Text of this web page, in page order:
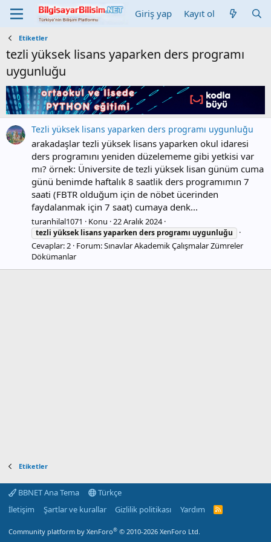
Giriş yap Kayıt ol
Etiketler
tezli yüksek lisans yaparken ders programı
uygunluğu
Tezli yüksek lisans yaparken ders programı uygunluğu
arakadaşlar tezli yüksek lisans yaparken okul idaresi
ders programını yeniden düzelememe gibi yetkisi var
mı? örnek: Üniversite de tezli yüksek lisan günüm cuma
günü benimde haftalık 8 saatlik ders programımın 7
saati (FBTR olduğum için de nöbet ücerinden
faydalanmak için 7 saat) cumaya denk...
turanhilal1071 Konu 22 Aralık 2024
tezli yüksek lisansyaparken ders programı uygunluğu
Cevaplar: 2 Forum:Sınavlar Akademik Çalışmalar Zümreler
Dökümanlar
Etiketler
BBNET Ana Tema
Türkçe
İletişim
Şartlar ve kurallar Gizlilik politikası Yardım
R
Community platform by XenForo® © 2010-2026 XenForo Ltd.